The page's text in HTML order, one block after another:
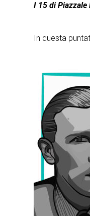
I 15 di Piazzale
In questa